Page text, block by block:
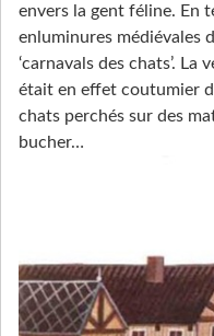
envers la gent féline. En
enluminures médiévales
‘carnavals des chats’. La
était en effet coutumier
chats perchés sur des
bucher…